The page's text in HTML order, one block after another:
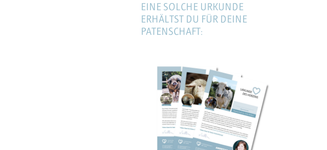
EINE SOLCHE URKUNDE
ERHÄLTST DU FÜR DEINE
PATENSCHAFT: